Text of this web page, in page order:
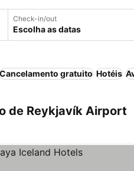
Check-in/out
Escolha as datas
Cancelamento gratuito Hotéis
de Reykjavík Airport